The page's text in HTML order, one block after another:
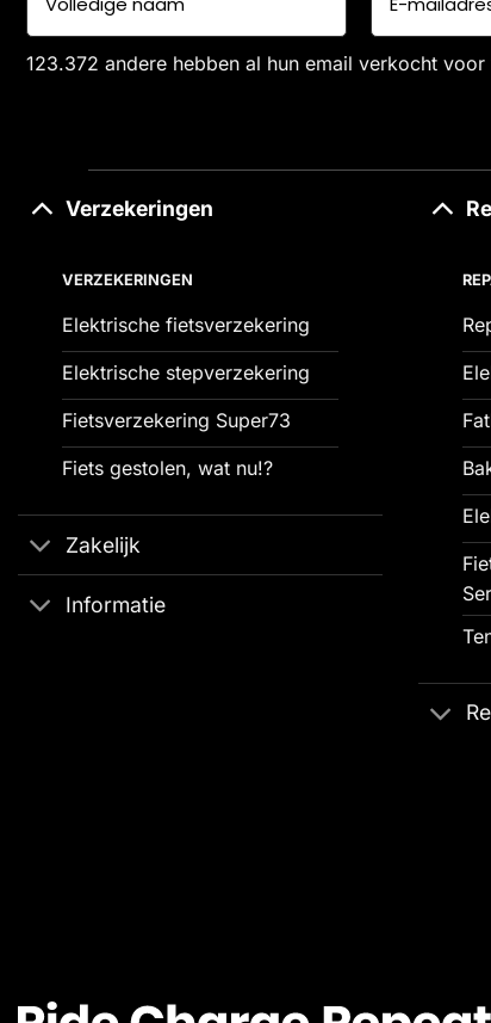
123.372 andere hebben al hun email verkocht
Verzekeringen
VERZEKERINGEN
Elektrische fietsverzekering
Elektrische stepverzekering
Fietsverzekering Super73
Fiets gestolen, wat nu!?
Zakelijk
Informatie